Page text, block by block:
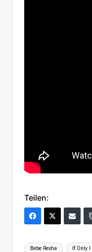
Teilen:
Tags:
Bebe Rexha If Only I